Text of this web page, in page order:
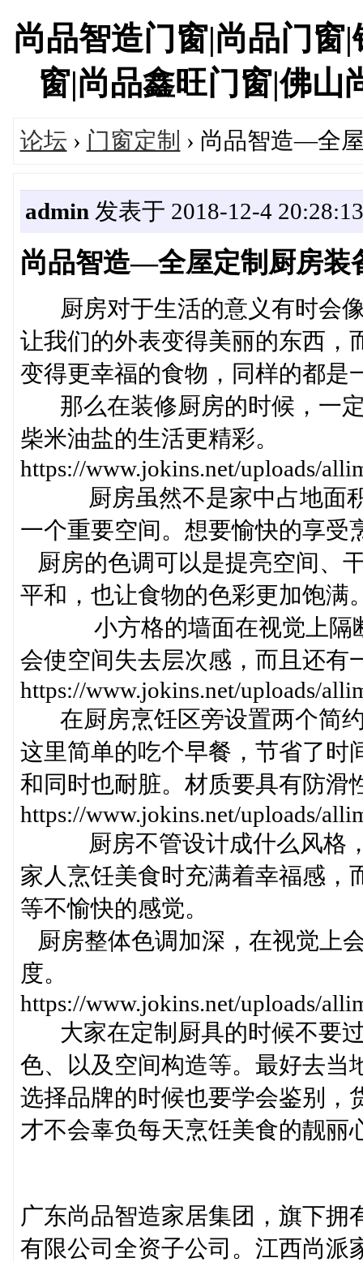
尚品智造门窗|尚品门窗
窗|尚品鑫旺门窗|佛山
论坛 › 门窗定制 › 尚品智造—全
admin 发表于 2018-12-4 20:28:13
尚品智造—全屋定制厨房装
厨房对于生活的意义有时会像
让我们的外表变得美丽的东西，
变得更幸福的食物，同样的都是
那么在装修厨房的时候，一定
柴米油盐的生活更精彩。
https://www.jokins.net/uploads/
厨房虽然不是家中占地面积
一个重要空间。想要愉快的享受
厨房的色调可以是提亮空间、
平和，也让食物的色彩更加饱满
小方格的墙面在视觉上隔断
会使空间失去层次感，而且还有
https://www.jokins.net/uploads/
在厨房烹饪区旁设置两个简约
这里简单的吃个早餐，节省了时
和同时也耐脏。材质要具有防滑
https://www.jokins.net/uploads/
厨房不管设计成什么风格，
家人烹饪美食时充满着幸福感，
等不愉快的感觉。
厨房整体色调加深，在视觉上
度。
https://www.jokins.net/uploads/
大家在定制厨具的时候不要过
色、以及空间构造等。最好去当
选择品牌的时候也要学会鉴别，
才不会辜负每天烹饪美食的靓丽
广东尚品智造家居集团，旗下拥
有限公司全资子公司。江西尚派